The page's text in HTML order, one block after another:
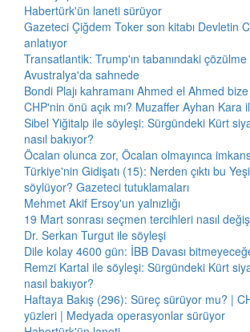
Habertürk'ün laneti sürüyor
Gazeteci Çiğdem Toker son kitabı Devletin
anlatıyor
Transatlantik: Trump'ın tabanındaki
Avustralya'da sahnede
Bondi Plajı kahramanı Ahmed el Ahmed
CHP'nin önü açık mı? Muzaffer Ayhan Kara
Sibel Yiğitalp ile söyleşi: Sürgündeki Kürt
nasıl bakıyor?
Öcalan olunca zor, Öcalan olmayınca
Türkiye'nin Gidişatı (15): Nerden çıktı bu
söylüyor? Gazeteci tutuklamaları
Mehmet Akif Ersoy'un yalnızlığı
19 Mart sonrası seçmen tercihleri nasıl
Dr. Serkan Turgut ile söyleşi
Dile kolay 4600 gün: İBB Davası
Remzi Kartal ile söyleşi: Sürgündeki Kürt
nasıl bakıyor?
Haftaya Bakış (296): Süreç sürüyor mu? |
yüzleri | Medyada operasyonlar sürüyor